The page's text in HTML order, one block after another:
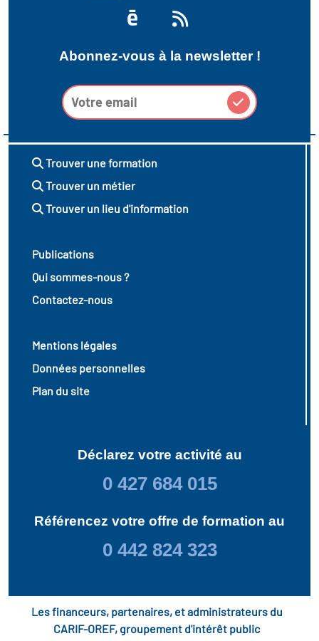
Abonnez-vous à la newsletter !
Trouver une formation
Trouver un métier
Trouver un lieu d'information
Publications
Qui sommes-nous ?
Contactez-nous
Mentions légales
Données personnelles
Plan du site
Déclarez votre activité au
0 427 684 015
Référencez votre offre de formation au
0 442 824 323
Les financeurs, partenaires, et administrateurs du
CARIF-OREF, groupement d'intérêt public